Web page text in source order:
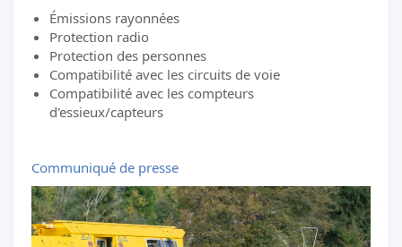
Émissions rayonnées
Protection radio
Protection des personnes
Compatibilité avec les circuits de voie
Compatibilité avec les compteurs
d'essieux/capteurs
Communiqué de presse